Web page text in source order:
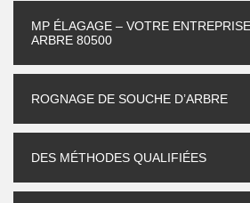
MP ÉLAGAGE – VOTRE
ARBRE 80500
ROGNAGE DE SOUCHE D’ARBRE
DES MÉTHODES QUALIFIÉES